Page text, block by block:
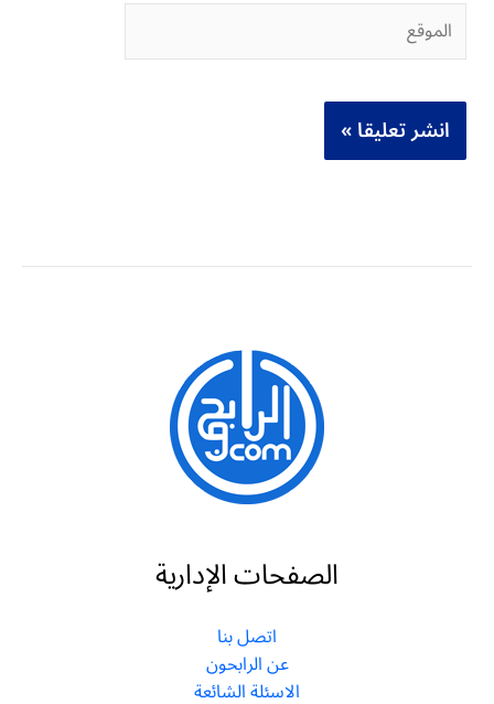
الموقع
الصفحات الإدارية
اتصل بنا
عن الرابحون
الاسئلة الشائعة